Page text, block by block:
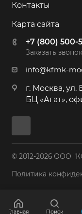
Контакты
Карта сайта
+7 (800) 500-
Заказать звонок
info@kfmk-
г. Москва,
БЦ «Агат»,
© 2012-2026 ООО
Политика
Главная Поиск